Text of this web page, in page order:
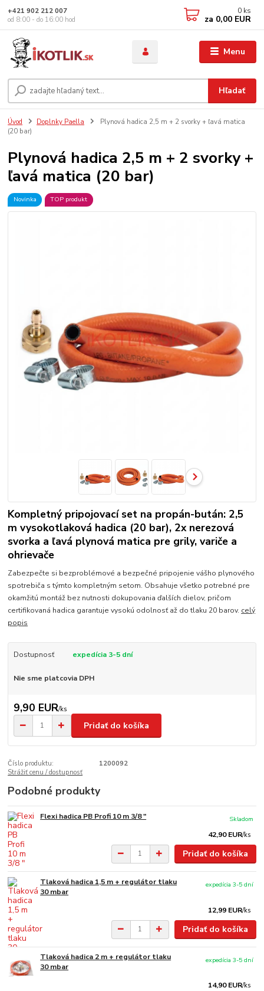
Menu
Hľadať
+421 902 212 007
od 8:00 - do 16:00 hod
0 ks
za 0,00 EUR
Úvod Doplnky Paella
Plynová hadica 2,5 m + 2 svorky + ľavá matica
(20 bar)
Plynová hadica 2,5 m + 2 svorky +
ľavá matica (20 bar)
Novinka TOP produkt
Kompletný pripojovací set na propán-bután: 2,5
m vysokotlaková hadica (20 bar), 2x nerezová
svorka a ľavá plynová matica pre grily, variče a
ohrievače
Zabezpečte si bezproblémové a bezpečné pripojenie vášho plynového
spotrebiča s týmto kompletným setom. Obsahuje všetko potrebné pre
okamžitú montáž bez nutnosti dokupovania ďalších dielov, pričom
certifikovaná hadica garantuje vysokú odolnosť až do tlaku 20 barov. celý
popis
Dostupnosť expedícia 3-5 dní
Nie sme platcovia DPH
9,90 EUR/ks
Pridať do košíka
Číslo produktu:
1200092
Strážiť cenu / dostupnosť
Podobné produkty
Flexi hadica PB Profi 10 m 3/8 "
42,90 EUR/ks
Skladom
Pridať do košíka
Tlaková hadica 1,5 m + regulátor tlaku
30 mbar
12,99 EUR/ks
expedícia 3-5 dní
Pridať do košíka
Tlaková hadica 2 m + regulátor tlaku
30 mbar
14,90 EUR/ks
expedícia 3-5 dní